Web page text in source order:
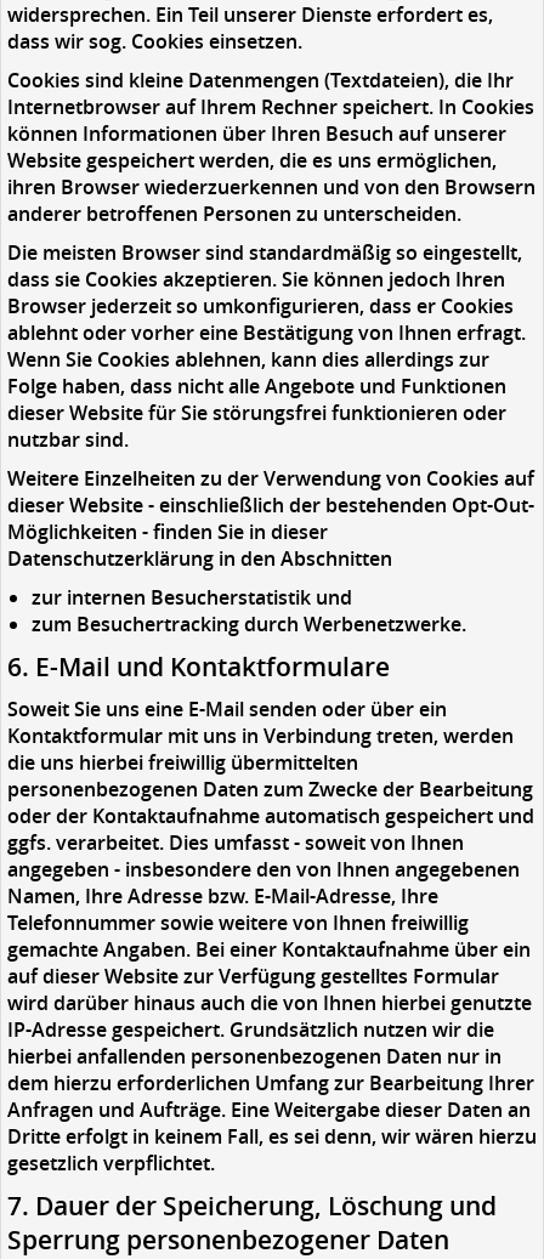
widersprechen. Ein Teil unserer Dienste erfordert es,
dass wir sog. Cookies einsetzen.
Cookies sind kleine Datenmengen (Textdateien), die Ihr
Internetbrowser auf Ihrem Rechner speichert. In Cookies
können Informationen über Ihren Besuch auf unserer
Website gespeichert werden, die es uns ermöglichen,
ihren Browser wiederzuerkennen und von den Browsern
anderer betroffenen Personen zu unterscheiden.
Die meisten Browser sind standardmäßig so eingestellt,
dass sie Cookies akzeptieren. Sie können jedoch Ihren
Browser jederzeit so umkonfigurieren, dass er Cookies
ablehnt oder vorher eine Bestätigung von Ihnen erfragt.
Wenn Sie Cookies ablehnen, kann dies allerdings zur
Folge haben, dass nicht alle Angebote und Funktionen
dieser Website für Sie störungsfrei funktionieren oder
nutzbar sind.
Weitere Einzelheiten zu der Verwendung von Cookies auf
dieser Website - einschließlich der bestehenden Opt-Out-
Möglichkeiten - finden Sie in dieser
Datenschutzerklärung in den Abschnitten
zur internen Besucherstatistik und
zum Besuchertracking durch Werbenetzwerke.
6. E-Mail und Kontaktformulare
Soweit Sie uns eine E-Mail senden oder über ein
Kontaktformular mit uns in Verbindung treten, werden
die uns hierbei freiwillig übermittelten
personenbezogenen Daten zum Zwecke der Bearbeitung
oder der Kontaktaufnahme automatisch gespeichert und
ggfs. verarbeitet. Dies umfasst - soweit von Ihnen
angegeben - insbesondere den von Ihnen angegebenen
Namen, Ihre Adresse bzw. E-Mail-Adresse, Ihre
Telefonnummer sowie weitere von Ihnen freiwillig
gemachte Angaben. Bei einer Kontaktaufnahme über ein
auf dieser Website zur Verfügung gestelltes Formular
wird darüber hinaus auch die von Ihnen hierbei genutzte
IP-Adresse gespeichert. Grundsätzlich nutzen wir die
hierbei anfallenden personenbezogenen Daten nur in
dem hierzu erforderlichen Umfang zur Bearbeitung Ihrer
Anfragen und Aufträge. Eine Weitergabe dieser Daten an
Dritte erfolgt in keinem Fall, es sei denn, wir wären hierzu
gesetzlich verpflichtet.
7. Dauer der Speicherung, Löschung und
Sperrung personenbezogener Daten